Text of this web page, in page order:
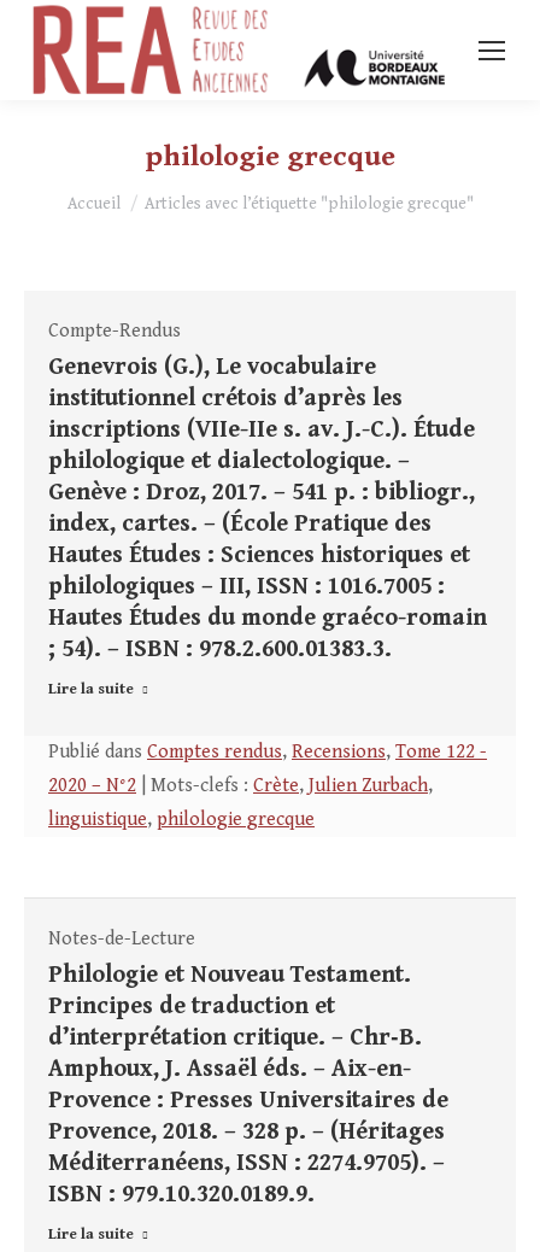
philologie grecque
Vous êtes ici :
Accueil Articles avec l’étiquette "philologie grecque"
Compte-Rendus
Genevrois (G.), Le vocabulaire
institutionnel crétois d’après les
inscriptions (VIIe-IIe s. av. J.-C.). Étude
philologique et dialectologique. –
Genève : Droz, 2017. – 541 p. : bibliogr.,
index, cartes. – (École Pratique des
Hautes Études : Sciences historiques et
philologiques – III, ISSN : 1016.7005 :
Hautes Études du monde graéco-romain
; 54). – ISBN : 978.2.600.01383.3.
Lire la suite
Publié dans Comptes rendus, Recensions, Tome 122 -
2020 – N°2 | Mots-clefs : Crète, Julien Zurbach,
linguistique, philologie grecque
Notes-de-Lecture
Philologie et Nouveau Testament.
Principes de traduction et
d’interprétation critique. – Chr‑B.
Amphoux, J. Assaël éds. – Aix-en-
Provence : Presses Universitaires de
Provence, 2018. – 328 p. – (Héritages
Méditerranéens, ISSN : 2274.9705). –
ISBN : 979.10.320.0189.9.
Lire la suite